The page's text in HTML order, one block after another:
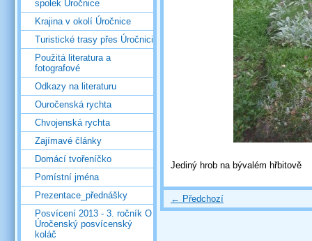
Jediný hrob na bývalém hřbitově
← Předchozí
spolek Úročnice
Krajina v okolí Úročnice
Turistické trasy přes Úročnici
Použitá literatura a
fotografové
Odkazy na literaturu
Ouročenská rychta
Chvojenská rychta
Zajímavé články
Domácí tvořeníčko
Pomístní jména
Prezentace_přednášky
Posvícení 2013 - 3. ročník O
Úročenský posvícenský
koláč